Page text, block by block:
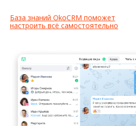
База знаний OkoCRM поможет
настроить всё самостоятельно